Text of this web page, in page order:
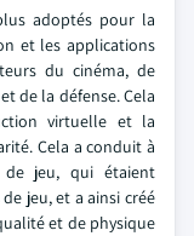
adoptés pour la
et les applications
du cinéma, de
de la défense. Cela
virtuelle et la
Cela a conduit à
jeu, qui étaient
jeu, et a ainsi créé
et de physique